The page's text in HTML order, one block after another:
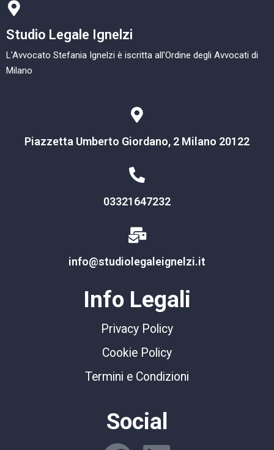
Studio Legale Ignelzi
L'Avvocato Stefania Ignelzi è iscritta all'Ordine degli Avvocati di
Milano
Piazzetta Umberto Giordano, 2 Milano 20122
03321647232
info@studiolegaleignelzi.it
Info Legali
Privacy Policy
Cookie Policy
Termini e Condizioni
Social